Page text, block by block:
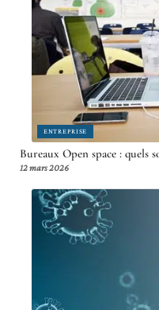
ENTREPRISE
Bureaux Open space : quels
12 mars 2026